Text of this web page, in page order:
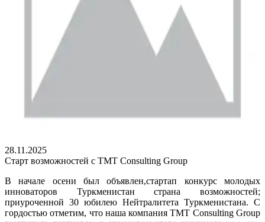
28.11.2025
Старт возможностей с TMT Consulting Group
В начале осени был объявлен,стартап конкурс молодых
инноваторов Туркменистан страна возможностей;
приуроченной 30 юбилею Нейтралитета Туркменистана. С
гордостью отметим, что наша компания TMT Consulting Group